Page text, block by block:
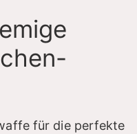
für die perfekte